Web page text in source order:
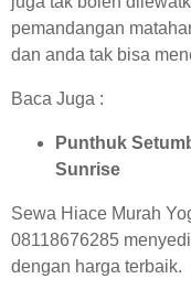
pemandangan
dan anda tak bisa
Baca Juga :
Punthuk
Sunrise
Sewa Hiace Murah
08118676285
dengan harga terbaik.